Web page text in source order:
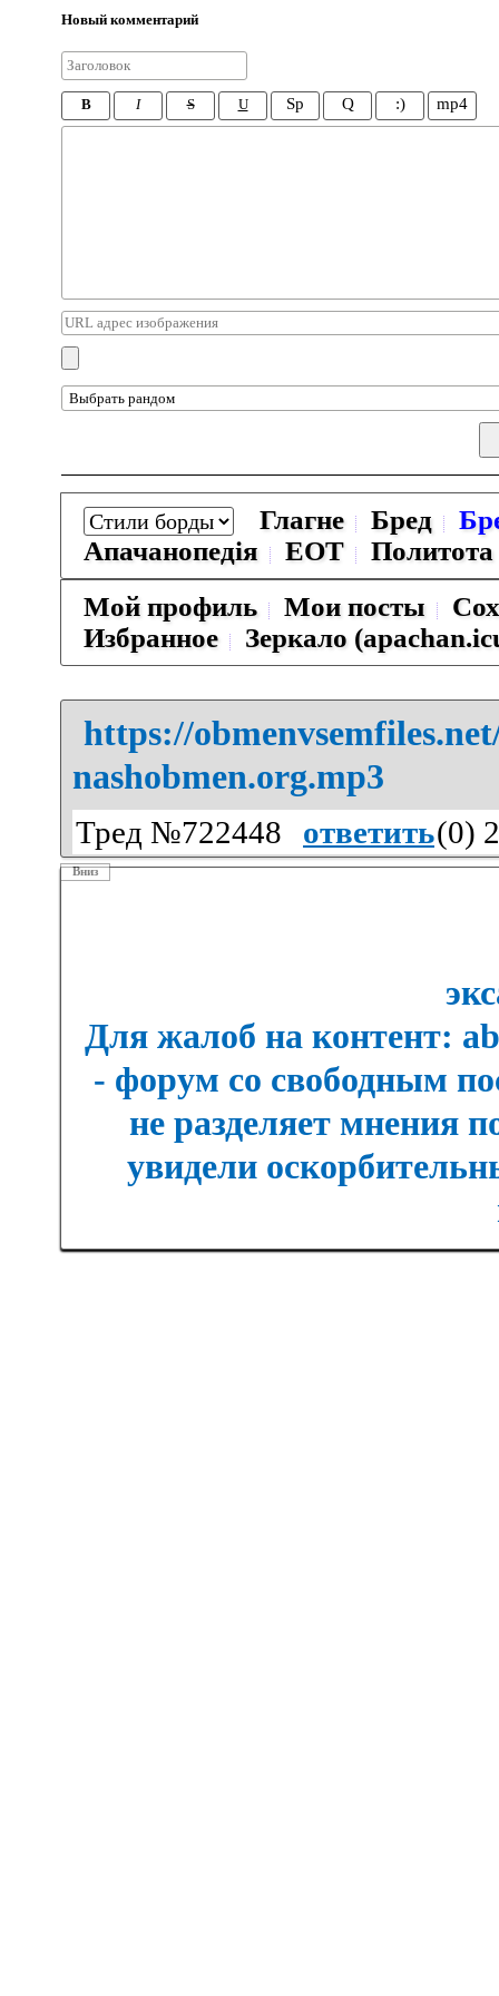
Новый комментарий
B I S U Sp Q :) mp4
Глагне Бред
Апачанопедiя
ЕОТ
Политота
Мой профиль
Мои посты
Избранное
Зеркало
https://
nashobmen.org.mp3
Тред №722448 ответить(0)
Вниз
Для жалоб на контент:
- форум со свободным
не разделяет мнения
увидели